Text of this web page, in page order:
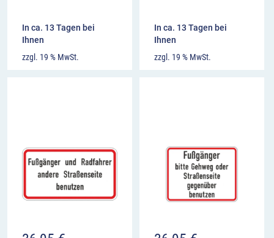
In ca. 13 Tagen bei
Ihnen
zzgl. 19 % MwSt.
In ca. 13 Tagen bei
Ihnen
zzgl. 19 % MwSt.